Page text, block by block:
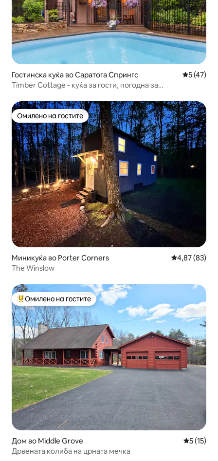
Гостинска куќа во Саратога Спрингс Просечна
5 (47)
Timber Cottage - куќа за гости, погодна за
Омилено на гостите
Омилено на гостите
Миникуќа во Porter Corners Просечна
4,87 (83)
The Winslow
Меѓу најуспешните „Омилени на гостите“
Омилено на гостите
Дом во Middle Grove
5 (15)
Дрвената колиба на црната мечка